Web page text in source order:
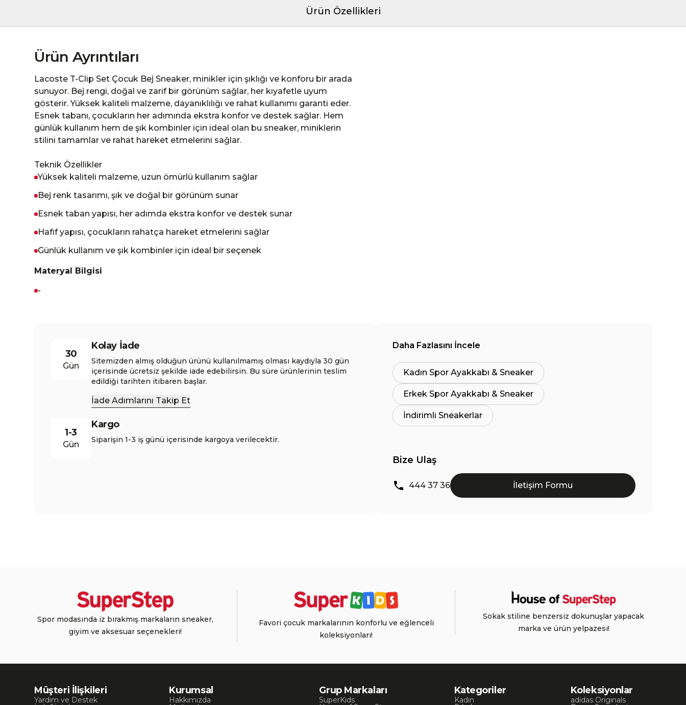
Ürün Özellikleri
Ürün Ayrıntıları
Lacoste T-Clip Set Çocuk Bej Sneaker, minikler için şıklığı ve konforu bir arada
sunuyor. Bej rengi, doğal ve zarif bir görünüm sağlar, her kıyafetle uyum
gösterir. Yüksek kaliteli malzeme, dayanıklılığı ve rahat kullanımı garanti eder.
Esnek tabanı, çocukların her adımında ekstra konfor ve destek sağlar. Hem
günlük kullanım hem de şık kombinler için ideal olan bu sneaker, miniklerin
stilini tamamlar ve rahat hareket etmelerini sağlar.
Teknik Özellikler
Yüksek kaliteli malzeme, uzun ömürlü kullanım sağlar
Bej renk tasarımı, şık ve doğal bir görünüm sunar
Esnek taban yapısı, her adımda ekstra konfor ve destek sunar
Hafif yapısı, çocukların rahatça hareket etmelerini sağlar
Günlük kullanım ve şık kombinler için ideal bir seçenek
Materyal Bilgisi
-
30
Gün
Kolay İade
Sitemizden almış olduğun ürünü kullanılmamış olması kaydıyla 30 gün
içerisinde ücretsiz şekilde iade edebilirsin. Bu süre ürünlerinin teslim
edildiği tarihten itibaren başlar.
İade Adımlarını Takip Et
1-3
Gün
Kargo
Siparişin 1-3 iş günü içerisinde kargoya verilecektir.
Daha Fazlasını İncele
Kadın Spor Ayakkabı & Sneaker
Erkek Spor Ayakkabı & Sneaker
İndirimli Sneakerlar
Bize Ulaş
444 37 36 İletişim Formu
Spor modasında iz bırakmış markaların sneaker,
giyim ve aksesuar seçenekleri!
Favori çocuk markalarının konforlu ve eğlenceli
koleksiyonları!
Sokak stiline benzersiz dokunuşlar yapacak
marka ve ürün yelpazesi!
Müşteri İlişkileri
Yardım ve Destek
Kurumsal
Hakkımızda
Grup Markaları
SuperKids
Kategoriler
Kadın
Koleksiyonlar
adidas Originals